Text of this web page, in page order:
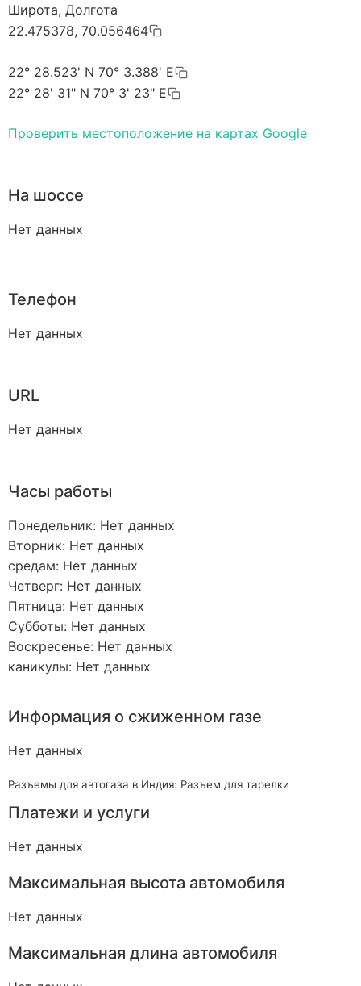
Широта, Долгота
22.475378, 70.056464
22° 28.523' N 70° 3.388' E
22° 28' 31" N 70° 3' 23" E
Проверить местоположение на картах Google
На шоссе
Нет данных
Телефон
Нет данных
URL
Нет данных
Часы работы
Понедельник: Нет данных
Вторник: Нет данных
средам: Нет данных
Четверг: Нет данных
Пятница: Нет данных
Субботы: Нет данных
Воскресенье: Нет данных
каникулы: Нет данных
Информация о сжиженном газе
Нет данных
Разъемы для автогаза в Индия: Разъем для тарелки
Платежи и услуги
Нет данных
Максимальная высота автомобиля
Нет данных
Максимальная длина автомобиля